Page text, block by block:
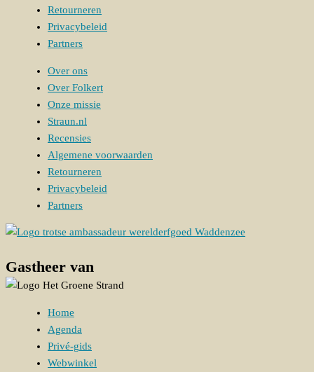
Retourneren
Privacybeleid
Partners
Over ons
Over Folkert
Onze missie
Straun.nl
Recensies
Algemene voorwaarden
Retourneren
Privacybeleid
Partners
Gastheer van
Home
Agenda
Privé-gids
Webwinkel